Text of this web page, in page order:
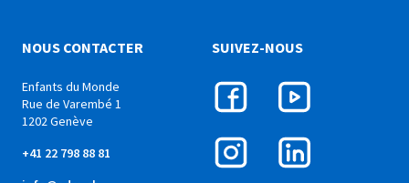
NOUS CONTACTER
Enfants du Monde
Rue de Varembé 1
1202 Genève
+41 22 798 88 81
SUIVEZ-NOUS